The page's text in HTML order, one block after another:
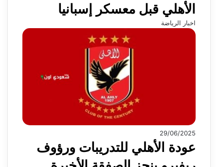
الأهلي قبل معسكر إسبانيا
اخبار الرياضة
29/06/2025
عودة الأهلي للتدريبات ورؤوف